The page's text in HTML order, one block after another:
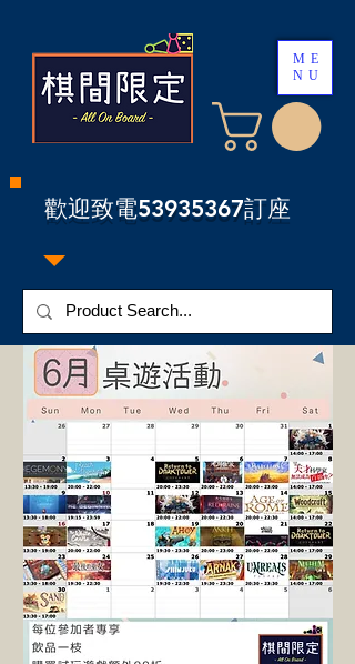
​歡迎致電53935367訂座
ME
NU